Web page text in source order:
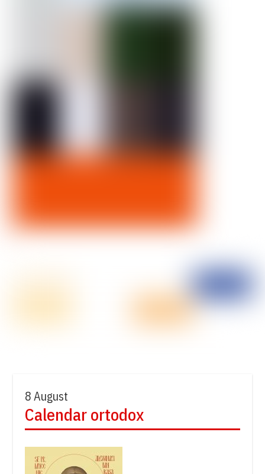
8 August
Calendar ortodox